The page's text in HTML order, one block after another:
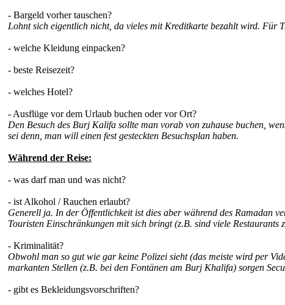
- Bargeld vorher tauschen?
Lohnt sich eigentlich nicht, da vieles mit Kreditkarte bezahlt wird. Für
- welche Kleidung einpacken?
- beste Reisezeit?
- welches Hotel?
- Ausflüge vor dem Urlaub buchen oder vor Ort?
Den Besuch des Burj Kalifa sollte man vorab von zuhause buchen,
sei denn, man will einen fest gesteckten Besuchsplan haben.
Während der Reise:
- was darf man und was nicht?
- ist Alkohol / Rauchen erlaubt?
Generell ja. In der Öffentlichkeit ist dies aber während des Ramadan
Touristen Einschränkungen mit sich bringt (z.B. sind viele Restaurants
- Kriminalität?
Obwohl man so gut wie gar keine Polizei sieht (das meiste wird per
markanten Stellen (z.B. bei den Fontänen am Burj Khalifa) sorgen
- gibt es Bekleidungsvorschriften?